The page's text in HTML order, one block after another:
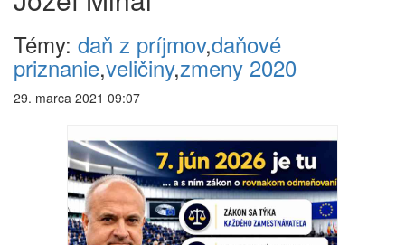
Témy: daň z príjmov,daňové
priznanie,veličiny,zmeny 2020
29. marca 2021 09:07